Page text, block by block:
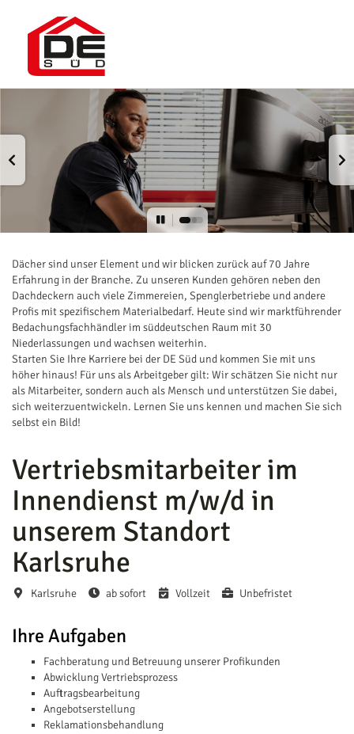
Vertriebsmitarbeiter im
Innendienst m/w/d in
unserem Standort
Karlsruhe
Karlsruhe ab sofort Vollzeit Unbefristet
Dächer sind unser Element und wir blicken zurück auf 70 Jahre
Erfahrung in der Branche. Zu unseren Kunden gehören neben den
Dachdeckern auch viele Zimmereien, Spenglerbetriebe und andere
Profis mit spezifischem Materialbedarf. Heute sind wir marktführender
Bedachungsfachhändler im süddeutschen Raum mit 30
Niederlassungen und wachsen weiterhin.
Starten Sie Ihre Karriere bei der DE Süd und kommen Sie mit uns
höher hinaus! Für uns als Arbeitgeber gilt: Wir schätzen Sie nicht nur
als Mitarbeiter, sondern auch als Mensch und unterstützen Sie dabei,
sich weiterzuentwickeln. Lernen Sie uns kennen und machen Sie sich
selbst ein Bild!
Ihre Aufgaben
Fachberatung und Betreuung unserer Profikunden
Abwicklung Vertriebsprozess
Auftragsbearbeitung
Angebotserstellung
Reklamationsbehandlung